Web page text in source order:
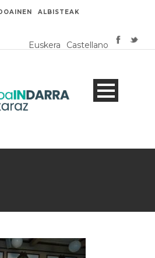
ALBISTEAK
Euskera Castellano